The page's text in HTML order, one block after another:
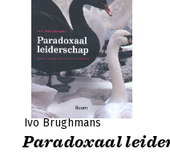
Ivo Brughmans
Paradoxaal